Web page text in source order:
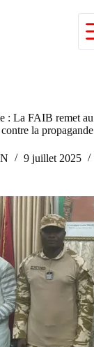
: La FAIB remet au
la propagande
9 juillet 2025